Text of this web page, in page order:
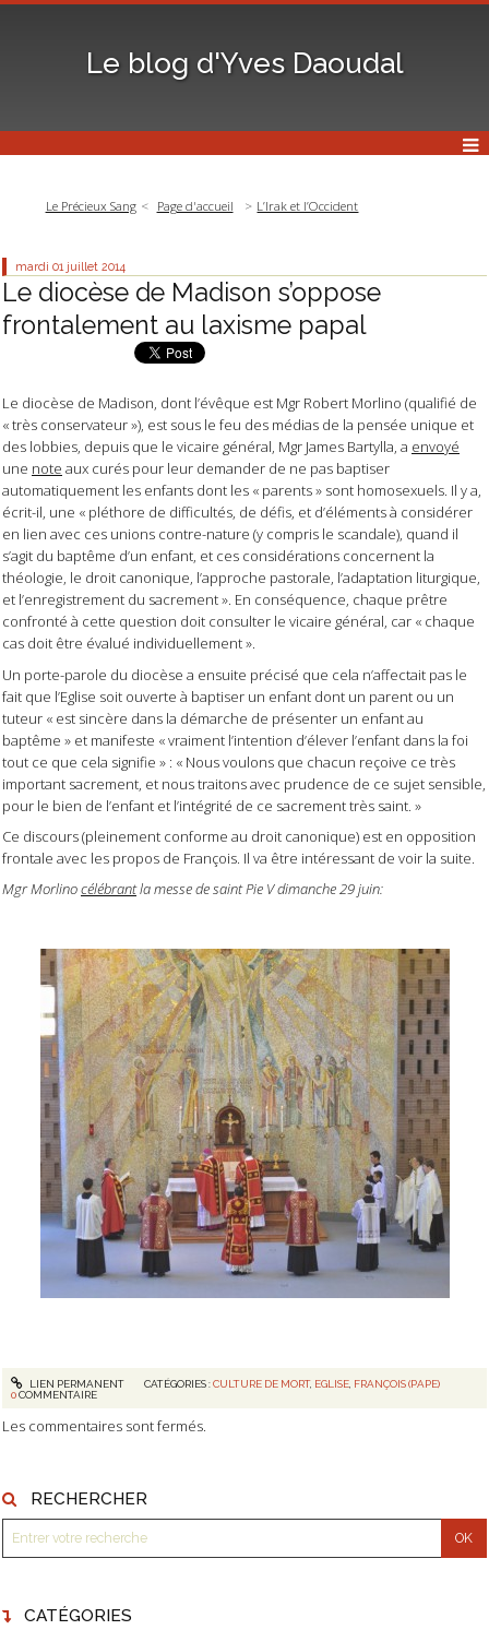
Le blog d'Yves Daoudal
RECHERCHER
CATÉGORIES
Le Précieux Sang Page d'accueil L’Irak et l’Occident
mardi 01 juillet 2014
Le diocèse de Madison s’oppose
frontalement au laxisme papal
Le diocèse de Madison, dont l’évêque est Mgr Robert Morlino (qualifié de
« très conservateur »), est sous le feu des médias de la pensée unique et
des lobbies, depuis que le vicaire général, Mgr James Bartylla, a envoyé
une note aux curés pour leur demander de ne pas baptiser
automatiquement les enfants dont les « parents » sont homosexuels. Il y a,
écrit-il, une « pléthore de difficultés, de défis, et d’éléments à considérer
en lien avec ces unions contre-nature (y compris le scandale), quand il
s’agit du baptême d’un enfant, et ces considérations concernent la
théologie, le droit canonique, l’approche pastorale, l’adaptation liturgique,
et l’enregistrement du sacrement ». En conséquence, chaque prêtre
confronté à cette question doit consulter le vicaire général, car « chaque
cas doit être évalué individuellement ».
Un porte-parole du diocèse a ensuite précisé que cela n’affectait pas le
fait que l’Eglise soit ouverte à baptiser un enfant dont un parent ou un
tuteur « est sincère dans la démarche de présenter un enfant au
baptême » et manifeste « vraiment l’intention d’élever l’enfant dans la foi
tout ce que cela signifie » : « Nous voulons que chacun reçoive ce très
important sacrement, et nous traitons avec prudence de ce sujet sensible,
pour le bien de l’enfant et l’intégrité de ce sacrement très saint. »
Ce discours (pleinement conforme au droit canonique) est en opposition
frontale avec les propos de François. Il va être intéressant de voir la suite.
Mgr Morlinocélébrantla messe de saint Pie V dimanche 29 juin:
LIEN PERMANENT CATÉGORIES :CULTURE DE MORT, EGLISE, FRANÇOIS (PAPE)
0COMMENTAIRE
Les commentaires sont fermés.